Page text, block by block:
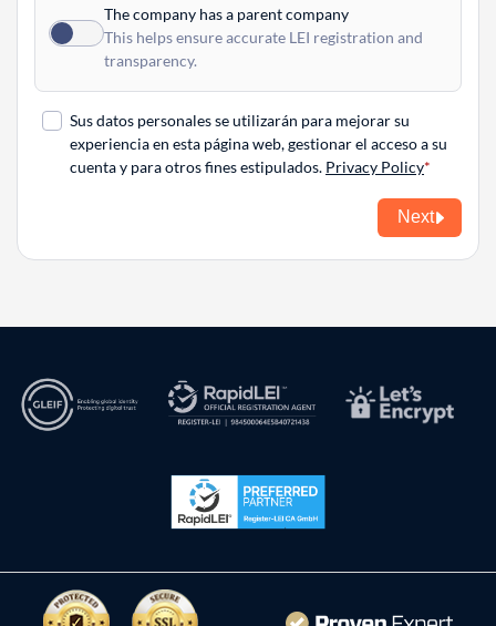
The company has a parent company
This helps ensure accurate LEI registration and
transparency.
Sus datos personales se utilizarán para mejorar su
experiencia en esta página web, gestionar el acceso a su
cuenta y para otros fines estipulados. Privacy Policy
Next